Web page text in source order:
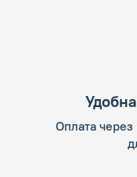
Оплата